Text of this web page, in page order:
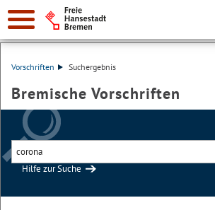
Vorschriften Suchergebnis
Bremische Vorschriften
Hilfe zur Suche